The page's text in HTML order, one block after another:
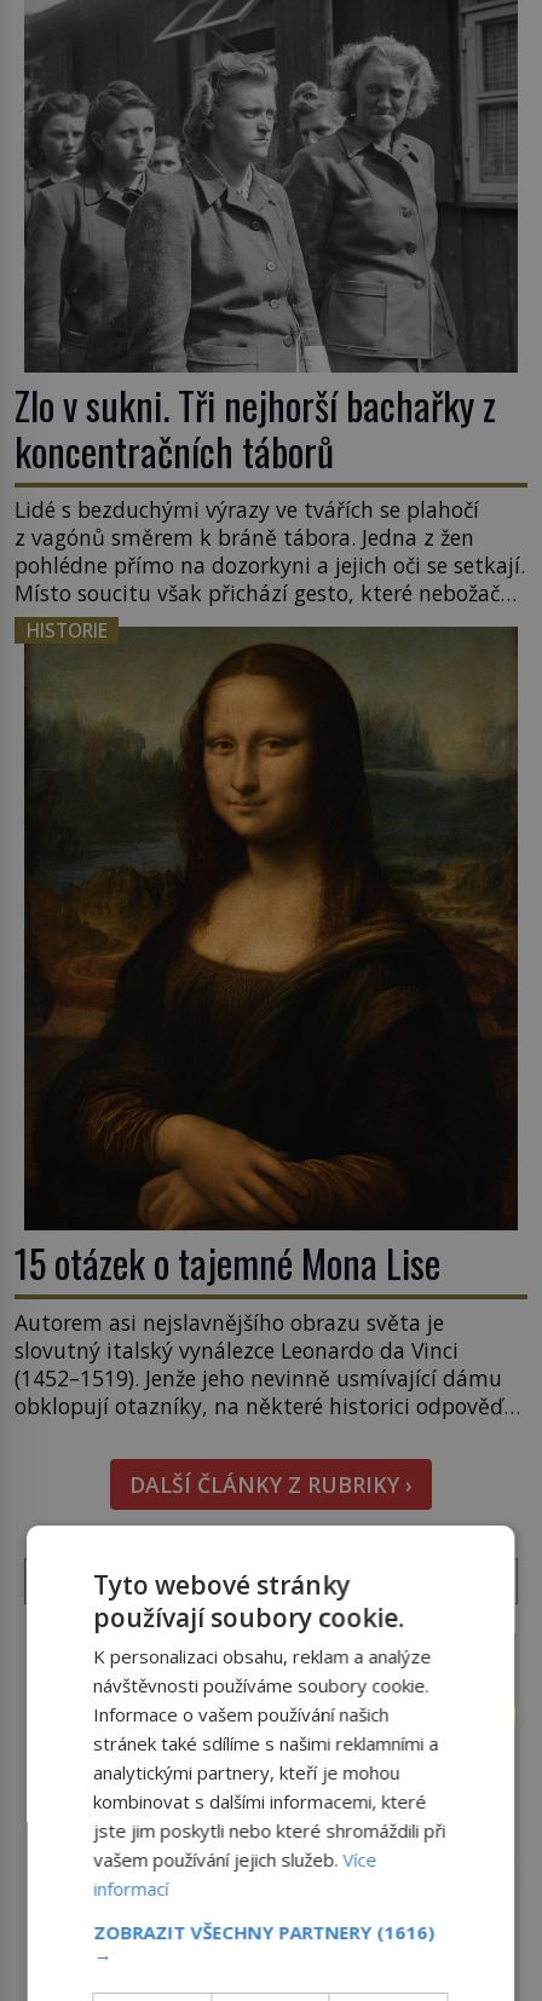
Zlo v sukni. Tři nejhorší bachařky z
koncentračních táborů
Lidé s bezduchými výrazy ve tvářích se plahočí
z vagónů směrem k bráně tábora. Jedna z žen
pohlédne přímo na dozorkyni a jejich oči se setkají.
Místo soucitu však přichází gesto, které nebožačku
posílá rovnou do plynové komory. Jména jako
Rudolf Höss (1901–1947), Josef Mengele (1911–
1979) či Heinrich Himmler (1900–1945) zná každý,
o koho se historie jen otřela. Jenže […]
HISTORIE
15 otázek o tajemné Mona Lise
Autorem asi nejslavnějšího obrazu světa je
slovutný italský vynálezce Leonardo da Vinci
(1452–1519). Jenže jeho nevinně usmívající dámu
obklopují otazníky, na některé historici odpověď
pověsil Napoleon? Samotný císař Napoleon
Bonaparte (1769–1821) má pro malbu slabost, a
tak si ji ještě jako první konzul přemístí do své
ložnice v Tuilerisjkém […]
DALŠÍ ČLÁNKY Z RUBRIKY ›
Tyto webové stránky
používají soubory cookie.
K personalizaci obsahu, reklam a analýze
návštěvnosti používáme soubory cookie.
Informace o vašem používání našich
stránek také sdílíme s našimi reklamními a
analytickými partnery, kteří je mohou
kombinovat s dalšími informacemi, které
jste jim poskytli nebo které shromáždili při
vašem používání jejich služeb.Více
informací
ZOBRAZIT VŠECHNY PARTNERY (1616)
→